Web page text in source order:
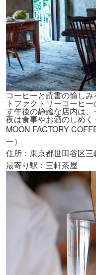
コーヒーと読書の愉し
トファクトリーコーヒ
す午後の静謐な店内は
夜は食事やお酒のしめ
MOON FACTORY
ー）
住所：東京都世田谷区
最寄り駅：三軒茶屋